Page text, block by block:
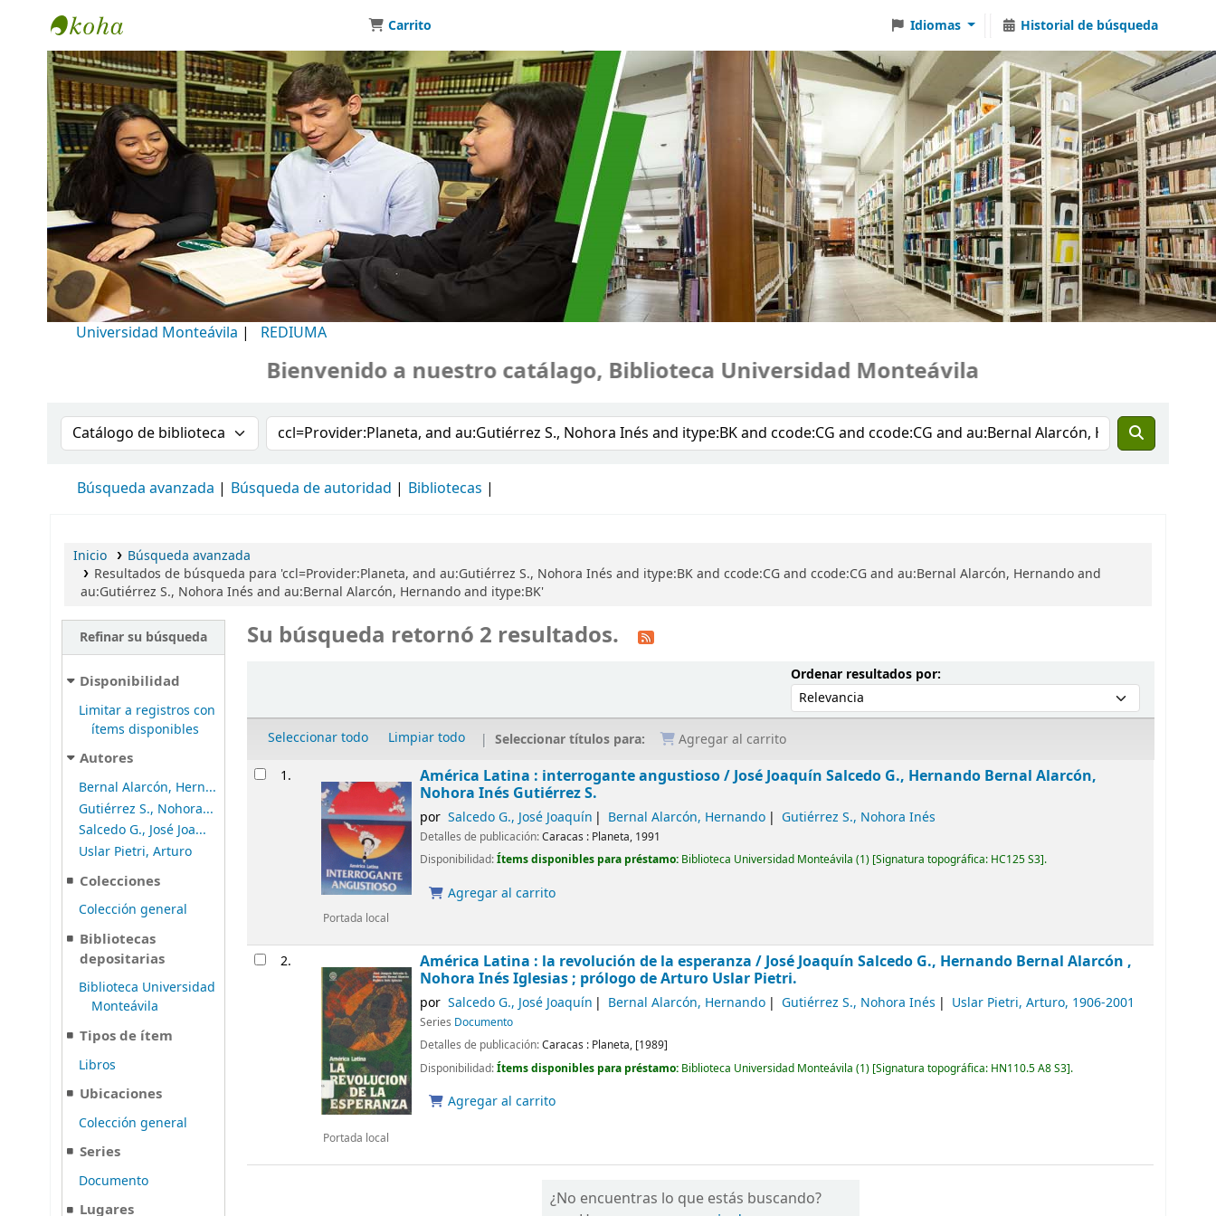
Biblioteca Universidad Monteávila
Carrito Idiomas Historial de búsqueda
Universidad Monteávila | REDIUMA
Bienvenido a nuestro catálago, Biblioteca Universidad Monteávila
Buscar en el catálogo por:Buscar en el catálogo
Búsqueda avanzada Búsqueda de autoridad Bibliotecas
Inicio
Búsqueda avanzada
Resultados de búsqueda para 'ccl=Provider:Planeta, and au:Gutiérrez S., Nohora Inés and itype:BK and ccode:CG and ccode:CG and au:Bernal Alarcón, Hernando and
au:Gutiérrez S., Nohora Inés and au:Bernal Alarcón, Hernando and itype:BK'
Refinar su búsqueda
Disponibilidad
Limitar a registros con
ítems disponibles
Autores
Bernal Alarcón, Hern...
Gutiérrez S., Nohora...
Salcedo G., José Joa...
Uslar Pietri, Arturo
Colecciones
Colección general
Bibliotecas
depositarias
Biblioteca Universidad
Monteávila
Tipos de ítem
Libros
Ubicaciones
Colección general
Series
Documento
Lugares
Su búsqueda retornó 2 resultados.
Ordenar resultados por:Ordenar por:
Seleccionar todo Limpiar todo Seleccionar títulos para: Agregar al carrito
Resultados
1.
Portada local
América Latina : interrogante angustioso /José Joaquín Salcedo G., Hernando Bernal Alarcón,
Nohora Inés Gutiérrez S.
por Salcedo G., José Joaquín Bernal Alarcón, Hernando Gutiérrez S., Nohora Inés
Detalles de publicación:Caracas : Planeta, 1991
Disponibilidad:Ítems disponibles para préstamo: Biblioteca Universidad Monteávila (1) Signatura topográfica: HC125 S3 .
Agregar al carrito
2.
Portada local
América Latina : la revolución de la esperanza /José Joaquín Salcedo G., Hernando Bernal Alarcón ,
Nohora Inés Iglesias ; prólogo de Arturo Uslar Pietri.
por Salcedo G., José Joaquín Bernal Alarcón, Hernando Gutiérrez S., Nohora Inés Uslar Pietri, Arturo, 1906-2001
Series Documento
Detalles de publicación:Caracas : Planeta, [1989]
Disponibilidad:Ítems disponibles para préstamo: Biblioteca Universidad Monteávila (1) Signatura topográfica: HN110.5 A8 S3 .
Agregar al carrito
¿No encuentras lo que estás buscando?